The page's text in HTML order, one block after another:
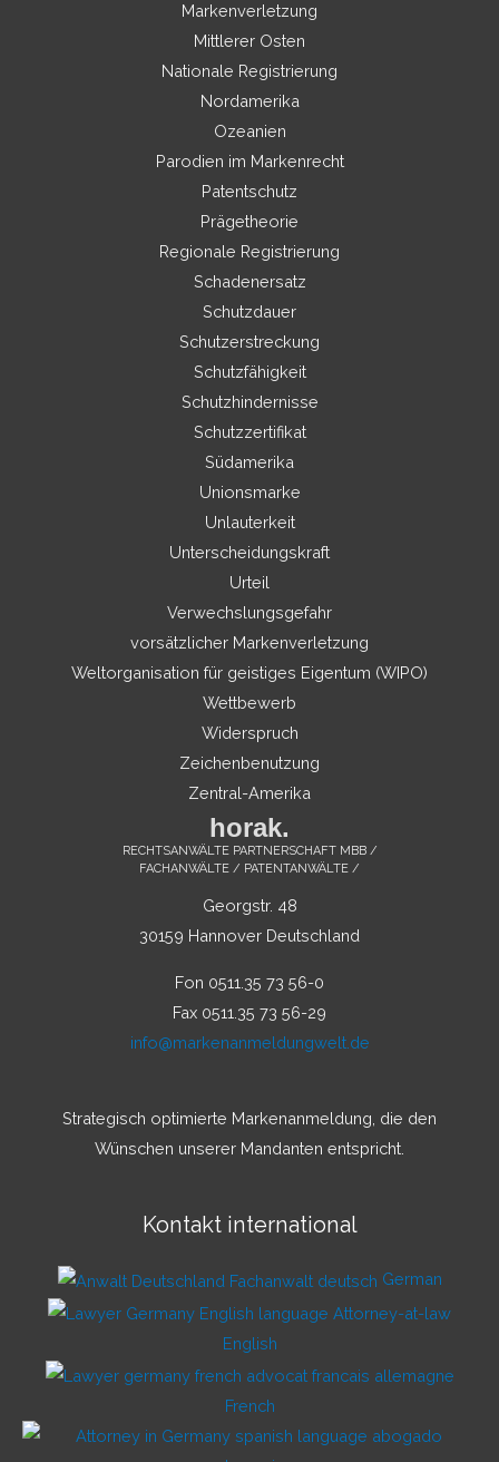
Markenverletzung
Mittlerer Osten
Nationale Registrierung
Nordamerika
Ozeanien
Parodien im Markenrecht
Patentschutz
Prägetheorie
Regionale Registrierung
Schadenersatz
Schutzdauer
Schutzerstreckung
Schutzfähigkeit
Schutzhindernisse
Schutzzertifikat
Südamerika
Unionsmarke
Unlauterkeit
Unterscheidungskraft
Urteil
Verwechslungsgefahr
vorsätzlicher Markenverletzung
Weltorganisation für geistiges Eigentum (WIPO)
Wettbewerb
Widerspruch
Zeichenbenutzung
Zentral-Amerika
horak.
RECHTSANWÄLTE PARTNERSCHAFT MBB /
FACHANWÄLTE / PATENTANWÄLTE /
Georgstr. 48
30159 Hannover Deutschland
Fon 0511.35 73 56-0
Fax 0511.35 73 56-29
info@markenanmeldungwelt.de
Strategisch optimierte Markenanmeldung, die den
Wünschen unserer Mandanten entspricht.
Kontakt international
German
English
French